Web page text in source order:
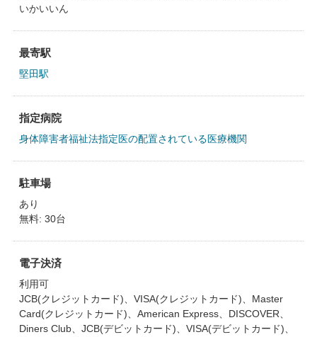
いかいいん
最寄駅
堅田駅
指定病院
身体障害者福祉法指定医の配置されている医療機関
駐車場
あり
無料: 30台
電子決済
利用可
JCB(クレジットカード)、VISA(クレジットカード)、Master
Card(クレジットカード)、American Express、DISCOVER、
Diners Club、JCB(デビットカード)、VISA(デビットカード)、